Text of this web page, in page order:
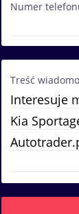
Numer
Treść